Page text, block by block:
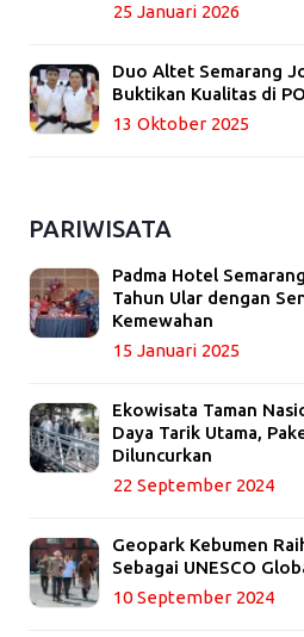
25 Januari 2026
Duo Altet Semarang
Buktikan Kualitas di
13 Oktober 2025
PARIWISATA
Padma Hotel
Tahun Ular dengan
Kemewahan
15 Januari 2025
Ekowisata Taman
Daya Tarik Utama,
Diluncurkan
22 September 2024
Geopark Kebumen
Sebagai UNESCO
10 September 2024